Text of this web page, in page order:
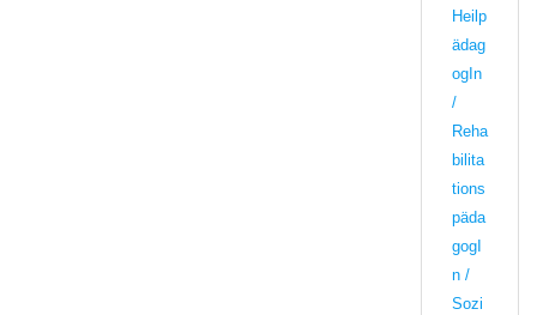
Heilp
ädag
ogIn
/
Reha
bilita
tions
päda
gogI
n /
Sozi